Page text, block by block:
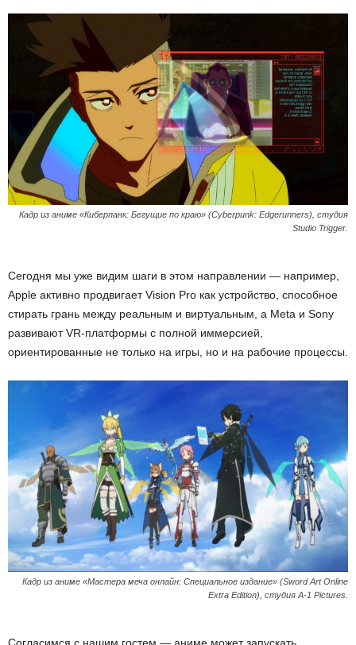
Кадр из аниме «Киберпанк: Бегущие по краю» (Cyberpunk: Edgerunners), студия
Studio Trigger.
Сегодня мы уже видим шаги в этом направлении — например,
Apple активно продвигает Vision Pro как устройство, способное
стирать грань между реальным и виртуальным, а Meta и Sony
развивают VR-платформы с полной иммерсией,
ориентированные не только на игры, но и на рабочие процессы.
Кадр из аниме «Мастера меча онлайн: Специальное издание» (Sword Art Online
Extra Edition), студия A-1 Pictures.
Согласимся с нашим гостем — аниме может запускать